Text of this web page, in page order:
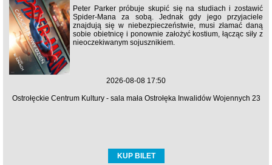
Peter Parker próbuje skupić się na studiach i zostawić
Spider-Mana za sobą. Jednak gdy jego przyjaciele
znajdują się w niebezpieczeństwie, musi złamać daną
sobie obietnicę i ponownie założyć kostium, łącząc siły z
nieoczekiwanym sojusznikiem.
2026-08-08 17:50
Ostrołęckie Centrum Kultury - sala mała Ostrołęka Inwalidów Wojennych 23
KUP BILET